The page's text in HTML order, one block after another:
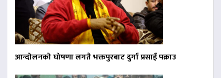
आन्दोलनको घोषणा लगतै भक्तपुरबाट दुर्गा प्रसाईं पक्राउ